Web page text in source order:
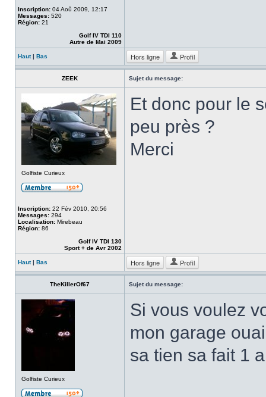
Inscription: 04 Aoû 2009, 12:17
Messages: 520
Région: 21
Golf IV TDI 110
Autre de Mai 2009
Haut| Bas Hors ligne Profil
ZEEK Sujet du message:
Golfiste Curieux
Inscription: 22 Fév 2010, 20:56
Messages: 294
Localisation: Mirebeau
Région: 86
Golf IV TDI 130
Sport + de Avr 2002
Et donc pour le
peu près ?
Merci
Haut| Bas Hors ligne Profil
TheKillerOf67 Sujet du message:
Golfiste Curieux
Si vous voulez
mon garage
sa tien sa fait 1